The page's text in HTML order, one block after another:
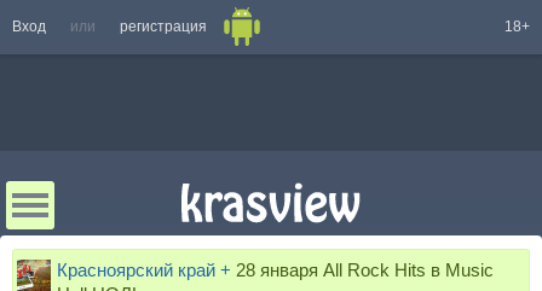
Вход или регистрация 18+
Красноярский край + 28 января All Rock Hits в Music